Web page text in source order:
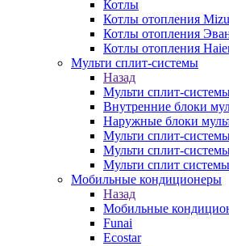
Котлы
Котлы отопления
Котлы отопления
Котлы отопления
Мульти сплит-системы
Назад
Мульти сплит-
Внутренние блоки
Наружные блоки
Мульти сплит-
Мульти сплит-
Мульти сплит
Мобильные кондиционеры
Назад
Мобильные
Funai
Ecostar